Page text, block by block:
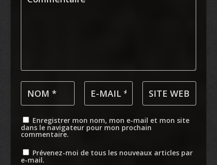
Enregistrer mon nom, mon e-mail et mon site
dans le navigateur pour mon prochain
commentaire.
Prévenez-moi de tous les nouveaux articles par
e-mail.